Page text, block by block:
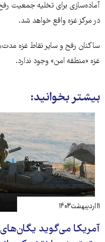
آماده‌سازی برای تخلیه جمعیت
در مرکز غزه واقع خواهد شد.
ساکنان رفح و سایر نقاط غزه
غزه «منطقه امن» وجود ندارد.
بیشتر بخوانید:
آمریکا می‌گوید
۱۱ اردیبهشت ۱۴۰۳